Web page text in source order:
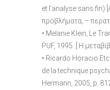
et l’analyse sans fin)
προβλήματα, –
• Melanie Klein, Le
PUF, 1995. [ Η
• Ricardo Horacio
de la technique
Hermann, 2005, p.